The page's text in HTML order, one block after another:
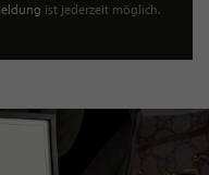
ist jederzeit möglich.